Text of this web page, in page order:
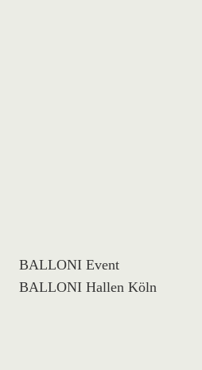
BALLONI Event
BALLONI Hallen Köln